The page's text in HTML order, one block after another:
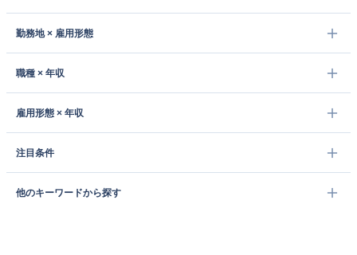
勤務地 × 雇用形態
職種 × 年収
雇用形態 × 年収
注目条件
他のキーワードから探す